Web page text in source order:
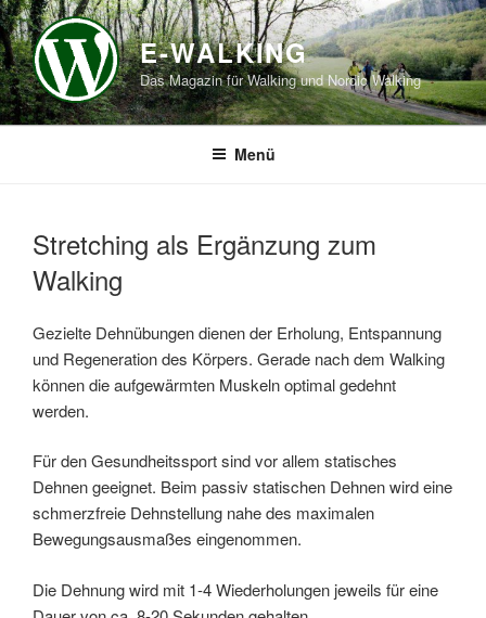
Zum
Inhalt
springen
E-WALKING
Das Magazin für Walking und Nordic Walking
Menü
Stretching als Ergänzung zum
Walking
Gezielte Dehnübungen dienen der Erholung, Entspannung
und Regeneration des Körpers. Gerade nach dem Walking
können die aufgewärmten Muskeln optimal gedehnt
werden.
Für den Gesundheitssport sind vor allem statisches
Dehnen geeignet. Beim passiv statischen Dehnen wird eine
schmerzfreie Dehnstellung nahe des maximalen
Bewegungsausmaßes eingenommen.
Die Dehnung wird mit 1-4 Wiederholungen jeweils für eine